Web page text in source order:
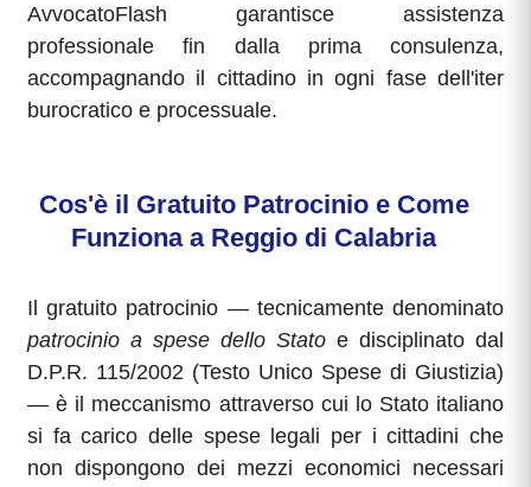
AvvocatoFlash garantisce assistenza
professionale fin dalla prima consulenza,
accompagnando il cittadino in ogni fase dell'iter
burocratico e processuale.
Cos'è il Gratuito Patrocinio e Come
Funziona a Reggio di Calabria
Il gratuito patrocinio — tecnicamente denominato
patrocinio a spese dello Stato e disciplinato dal
D.P.R. 115/2002 (Testo Unico Spese di Giustizia)
— è il meccanismo attraverso cui lo Stato italiano
si fa carico delle spese legali per i cittadini che
non dispongono dei mezzi economici necessari